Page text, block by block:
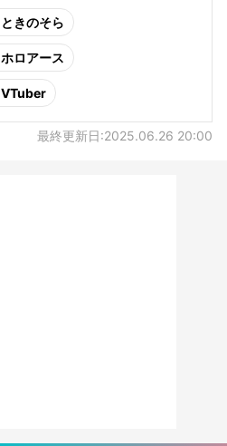
ときのそら
ホロアース
VTuber
最終更新日:2025.06.26 20:00